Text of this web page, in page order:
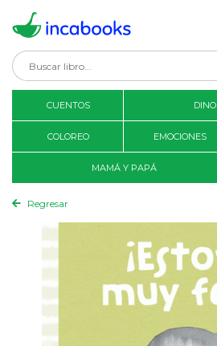
CUENTOS
COLOREO EMOCIONES
MAMÁ Y PAPÁ
Regresar